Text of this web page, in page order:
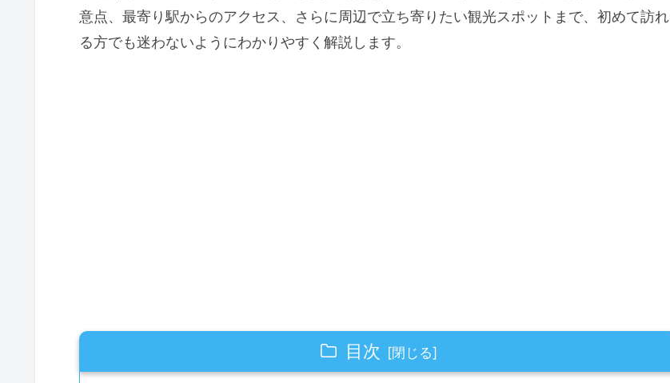
意点、最寄り駅からのアクセス、さらに周辺で立ち寄りたい観光スポットまで、初めて訪れ
る方でも迷わないようにわかりやすく解説します。
目次